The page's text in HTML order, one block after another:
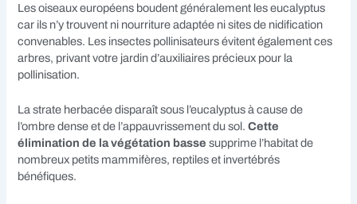
Les oiseaux européens boudent généralement les eucalyptus
car ils n’y trouvent ni nourriture adaptée ni sites de nidification
convenables. Les insectes pollinisateurs évitent également ces
arbres, privant votre jardin d’auxiliaires précieux pour la
pollinisation.
La strate herbacée disparaît sous l’eucalyptus à cause de
l’ombre dense et de l’appauvrissement du sol.Cette
élimination de la végétation basse supprime l’habitat de
nombreux petits mammifères, reptiles et invertébrés
bénéfiques.